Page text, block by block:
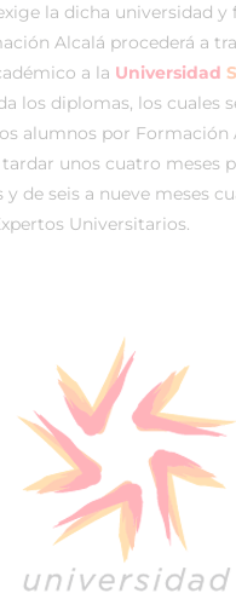
la dicha universidad y
Alcalá procederá a
a la Universidad
los diplomas, los cuales
alumnos por Formación
unos cuatro meses
de seis a nueve meses
Universitarios.